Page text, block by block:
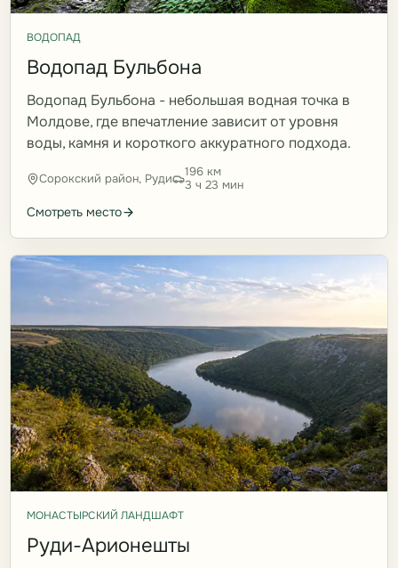
ВОДОПАД
Водопад Бульбона
Водопад Бульбона - небольшая водная точка в
Молдове, где впечатление зависит от уровня
воды, камня и короткого аккуратного подхода.
Сорокский район, Руди
196 км
3 ч 23 мин
Смотреть место
МОНАСТЫРСКИЙ ЛАНДШАФТ
Руди-Арионешты